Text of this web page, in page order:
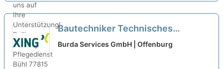
Bautechniker Technisches
Gebäudemanagement in Teilzeit
Burda Services GmbH | Offenburg